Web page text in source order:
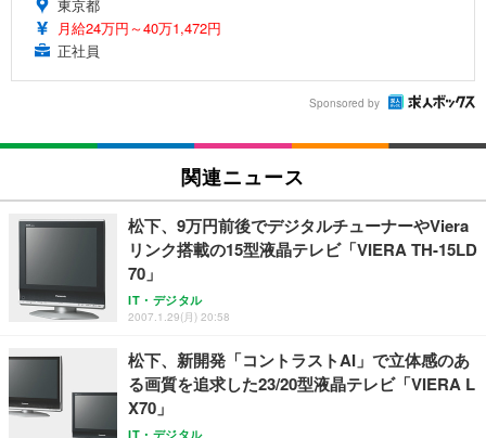
東京都
月給24万円～40万1,472円
正社員
Sponsored by
関連ニュース
松下、9万円前後でデジタルチューナーやViera
リンク搭載の15型液晶テレビ「VIERA TH-15LD
70」
IT・デジタル
2007.1.29(月) 20:58
松下、新開発「コントラストAI」で立体感のあ
る画質を追求した23/20型液晶テレビ「VIERA L
X70」
IT・デジタル